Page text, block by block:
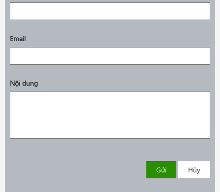
Email
Nội dung
Gửi Hủy